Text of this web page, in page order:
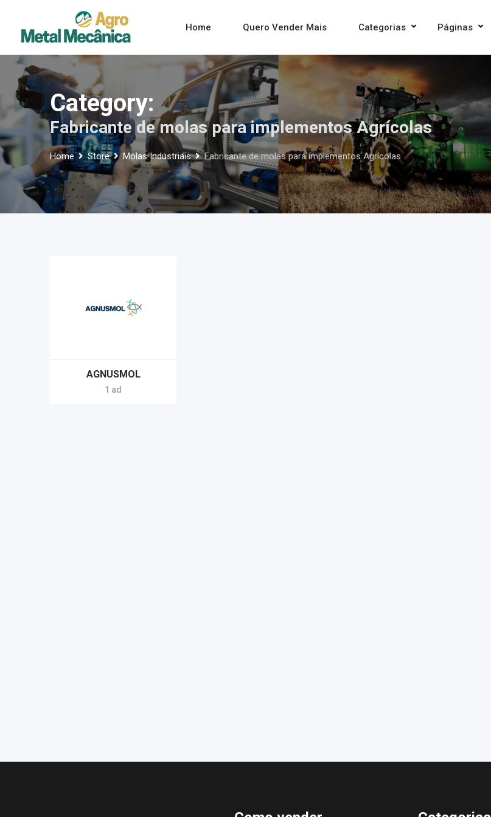
content
Home Quero Vender Mais Categorias Páginas
Category:
Fabricante de molas para implementos Agrícolas
Home Store Molas Industriais Fabricante de molas para implementos Agrícolas
AGNUSMOL
1 ad